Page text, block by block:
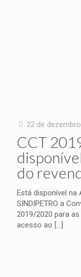
22 de
CCT
do
Está disponível na
SINDIPETRO a
2019/2020 para
acesso ao […]